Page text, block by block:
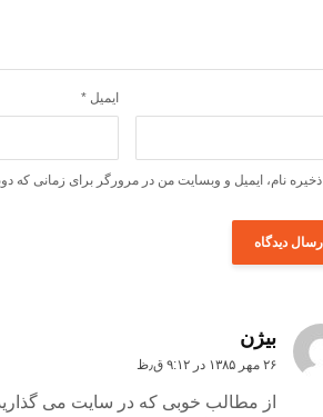
ایمیل *
ذخیره نام، ایمیل و وبسایت من در مرورگر برای زمانی که
بیژن
۲۶ مهر ۱۳۸۵ در ۹:۱۲ ق٫ظ
از مطالب خوبی که در سایت می